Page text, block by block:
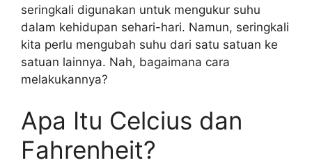
seringkali digunakan untuk mengukur suhu
dalam kehidupan sehari-hari. Namun, seringkali
kita perlu mengubah suhu dari satu satuan ke
satuan lainnya. Nah, bagaimana cara
melakukannya?
Apa Itu Celcius dan
Fahrenheit?